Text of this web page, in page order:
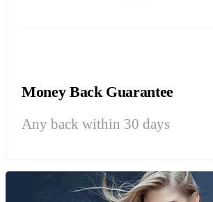
Money Back Guarantee
Any back within 30 days